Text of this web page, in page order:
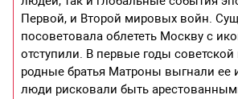
Первой, и Второй мировых войн.
посоветовала облететь Москву с
отступили. В первые годы
родные братья Матроны выгнали ее
люди рисковали быть